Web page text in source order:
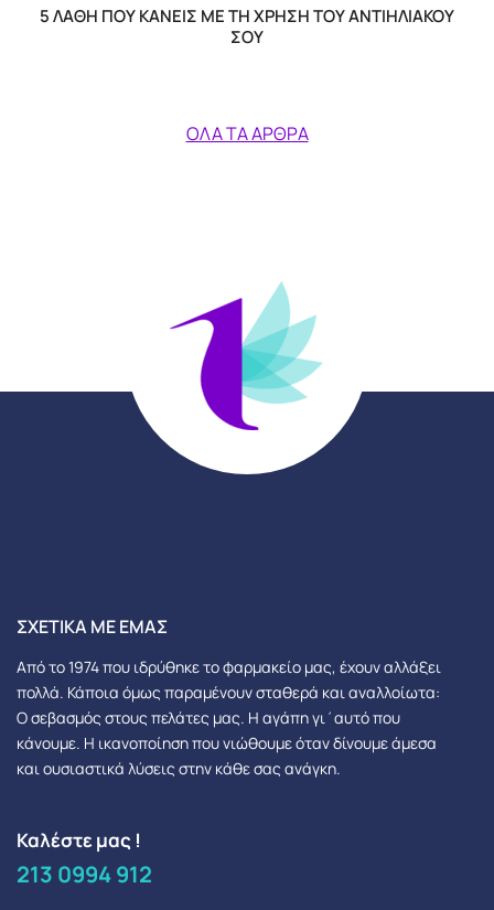
5 ΛΆΘΗ ΠΟΥ ΚΆΝΕΙΣ ΜΕ ΤΗ ΧΡΉΣΗ ΤΟΥ ΑΝΤΙΗΛΙΑΚΟΎ
ΣΟΥ
ΌΛΑ ΤΑ ΆΡΘΡΑ
ΣΧΕΤΙΚΆ ΜΕ ΕΜΆΣ
Από το 1974 που ιδρύθηκε το φαρμακείο μας, έχουν αλλάξει
πολλά. Κάποια όμως παραμένουν σταθερά και αναλλοίωτα:
Ο σεβασμός στους πελάτες μας. Η αγάπη γι΄αυτό που
κάνουμε. Η ικανοποίηση που νιώθουμε όταν δίνουμε άμεσα
και ουσιαστικά λύσεις στην κάθε σας ανάγκη.
Καλέστε μας !
213 0994 912